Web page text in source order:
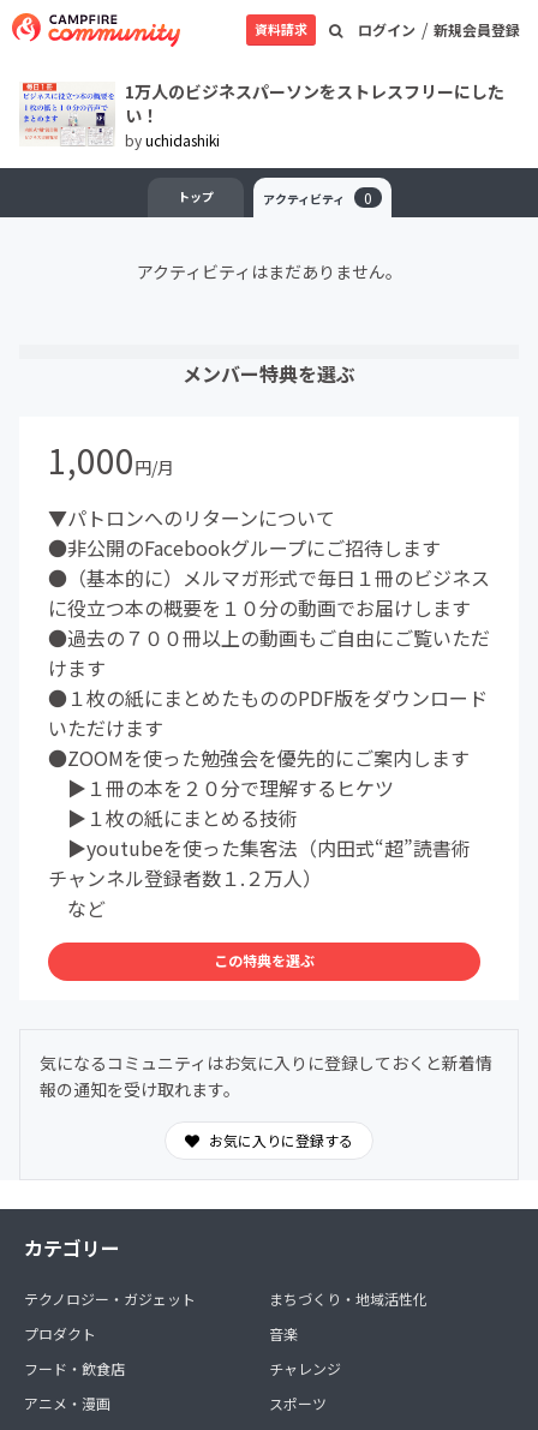
ログイン / 新規会員登録
資料請求
1万人のビジネスパーソンをストレスフリーにした
い！
byuchidashiki
トップ アクティビティ 0
アクティビティはまだありません。
メンバー特典を選ぶ
1,000円/月
▼パトロンへのリターンについて
●非公開のFacebookグループにご招待します
●（基本的に）メルマガ形式で毎日１冊のビジネス
に役立つ本の概要を１０分の動画でお届けします
●過去の７００冊以上の動画もご自由にご覧いただ
けます
●１枚の紙にまとめたもののPDF版をダウンロード
いただけます
●ZOOMを使った勉強会を優先的にご案内します
▶︎１冊の本を２０分で理解するヒケツ
▶︎１枚の紙にまとめる技術
▶︎youtubeを使った集客法（内田式“超”読書術
チャンネル登録者数１.２万人）
など
この特典を選ぶ
気になるコミュニティはお気に入りに登録しておくと新着情
報の通知を受け取れます。
お気に入りに登録する
カテゴリー
テクノロジー・ガジェット
プロダクト
フード・飲食店
アニメ・漫画
まちづくり・地域活性化
音楽
チャレンジ
スポーツ